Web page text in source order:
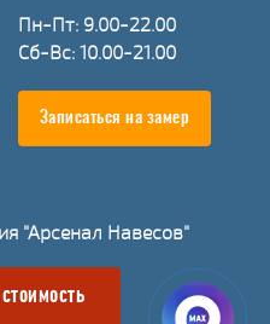
Пн-Пт: 9.00-22.00
Сб-Вс: 10.00-21.00
Записаться на замер
"Арсенал Навесов"